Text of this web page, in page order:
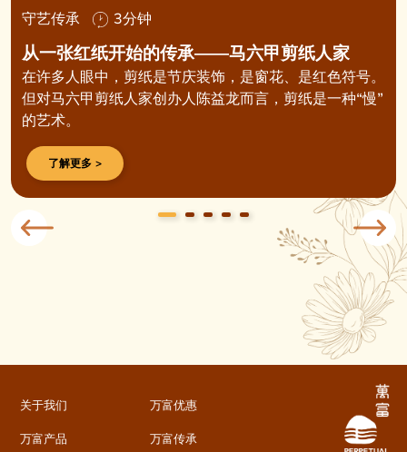
守艺传承 3分钟
从一张红纸开始的传承——马六甲剪纸人家
在许多人眼中，剪纸是节庆装饰，是窗花、是红色符号。
但对马六甲剪纸人家创办人陈益龙而言，剪纸是一种“慢”
的艺术。
了解更多 >
关于我们
万富产品
万富优惠
万富传承